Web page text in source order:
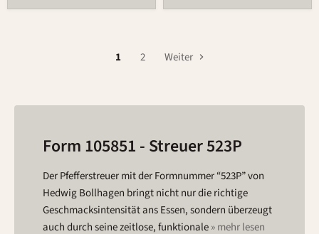
1 2 Weiter
Form 105851 - Streuer 523P
Der Pfefferstreuer mit der Formnummer “523P” von
Hedwig Bollhagen bringt nicht nur die richtige
Geschmacksintensität ans Essen, sondern überzeugt
auch durch seine zeitlose, funktionale» mehr lesen